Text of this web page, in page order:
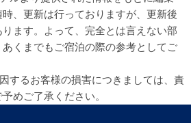
、更新は行っておりますが、更新後
ます。よって、完全とは言えない部
くまでもご宿泊の際の参考としてご
するお客様の損害につきましては、責
めご了承ください。